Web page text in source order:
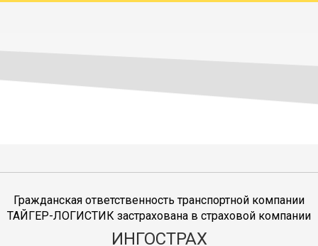
Гражданская ответственность транспортной компании
ТАЙГЕР-ЛОГИСТИК застрахована в страховой компании
ИНГОСТРАХ